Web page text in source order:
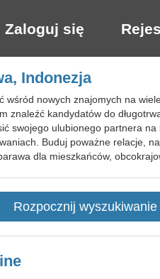
Zaloguj się
Indonezja
wśród nowych znajomych na
kandydatów do
swojego ulubionego partnera na
Buduj poważne relacje,
dla mieszkańców,